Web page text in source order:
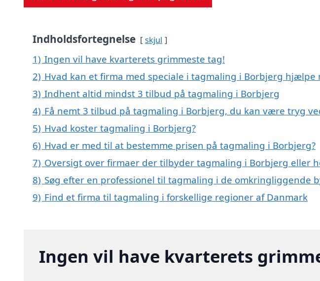
Indholdsfortegnelse skjul
1) Ingen vil have kvarterets grimmeste tag!
2) Hvad kan et firma med speciale i tagmaling i Borbjerg hjælpe
3) Indhent altid mindst 3 tilbud på tagmaling i Borbjerg
4) Få nemt 3 tilbud på tagmaling i Borbjerg, du kan være tryg
5) Hvad koster tagmaling i Borbjerg?
6) Hvad er med til at bestemme prisen på tagmaling i Borbjerg?
7) Oversigt over firmaer der tilbyder tagmaling i Borbjerg eller
8) Søg efter en professionel til tagmaling i de omkringliggende
9) Find et firma til tagmaling i forskellige regioner af Danmark
Ingen vil have kvarterets